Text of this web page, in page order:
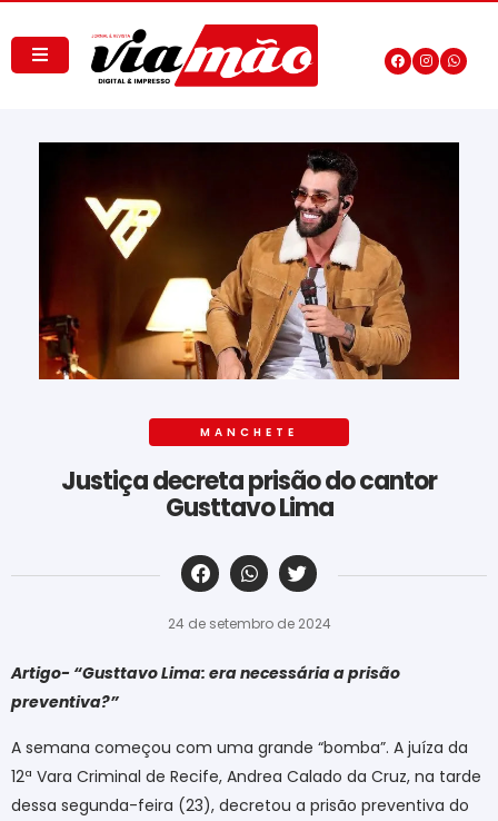
MANCHETE
Justiça decreta prisão do cantor
Gusttavo Lima
‎ ‎ ‎ ‎ ‎ ‎ ‎ ‎ ‎ ‎ ‎ ‎ ‎ ‎ ‎ ‎ ‎ ‎ ‎ ‎ ‎ ‎ ‎ ‎ ‎ ‎ ‎ ‎ ‎ ‎ ‎
24 de setembro de 2024
Artigo- “Gusttavo Lima: era necessária a prisão
preventiva?”
A semana começou com uma grande “bomba”. A juíza da
12ª Vara Criminal de Recife, Andrea Calado da Cruz, na tarde
dessa segunda-feira (23), decretou a prisão preventiva do